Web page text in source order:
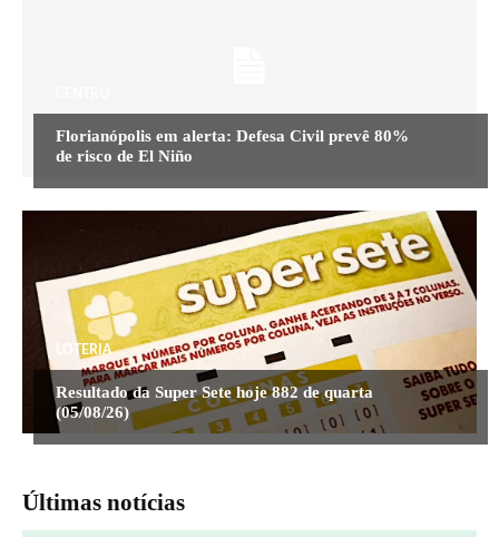
Florianópolis em alerta: Defesa Civil prevê 80%
de risco de El Niño
LOTERIA
Resultado da Super Sete hoje 882 de quarta
(05/08/26)
Últimas notícias